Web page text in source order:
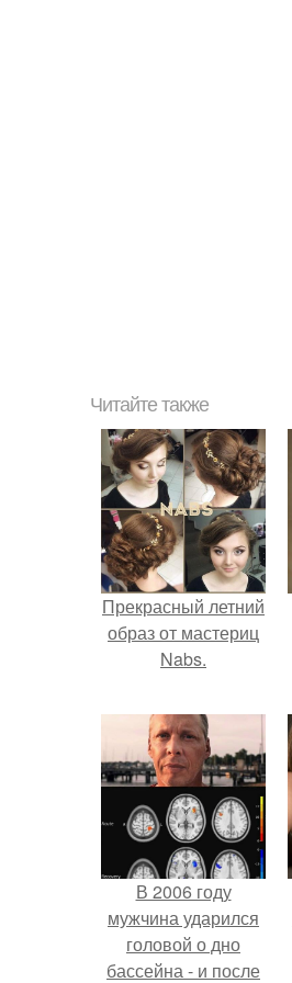
Читайте также
Прекрасный летний
образ от мастериц
Nabs.
В 2006 году
мужчина ударился
головой о дно
бассейна - и после